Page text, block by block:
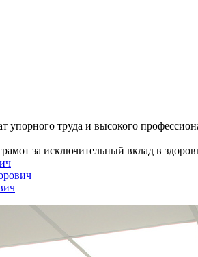
труда и высокого
за исключительный вклад в